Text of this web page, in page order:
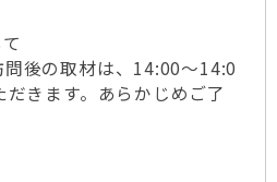
後の取材は、14:00～14:0
きます。あらかじめご了